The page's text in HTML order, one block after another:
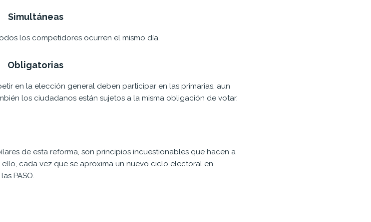
Simultáneas
los competidores ocurren el mismo día.
Obligatorias
en la elección general deben participar en las primarias, aun
los ciudadanos están sujetos a la misma obligación de votar.
de esta reforma, son principios incuestionables que hacen a
cada vez que se aproxima un nuevo ciclo electoral en
PASO.